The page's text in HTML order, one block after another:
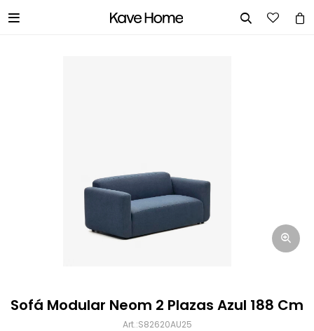
 
Sofá Modular Neom 2 Plazas Azul 188 Cm
S82620AU25
Correo electrónico